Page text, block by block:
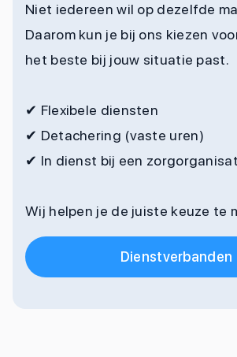
Niet iedereen wil op dezelfde
Daarom kun je bij ons kiezen
het beste bij jouw situatie past.
✔ Flexibele diensten
✔ Detachering (vaste uren)
✔ In dienst bij een
Wij helpen je de juiste keuze te
Dienstverbanden